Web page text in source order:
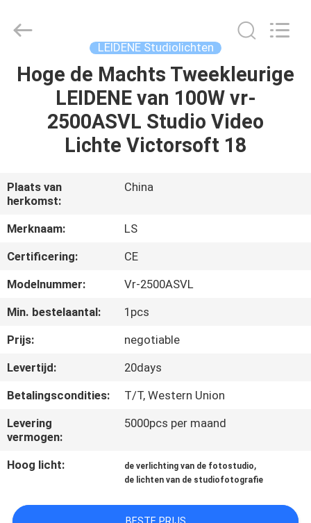
HUIS
PRODUCTEN
ONGEVEER
ONS
FABRIEKSREIS
KWALITEITSCONTROLE
CONTACTEER
ONS
NIEUWS
GEVALLEN
Equipment
Rights
Reserved.
LEIDENE Studiolichten
Hoge de Machts Tweekleurige
LEIDENE van 100W vr-
2500ASVL Studio Video
Lichte Victorsoft 18
Plaats van
herkomst:
China
Merknaam:
LS
Certificering:
CE
Modelnummer:
Vr-2500ASVL
Min. bestelaantal:
1pcs
Prijs:
negotiable
Levertijd:
20days
Betalingscondities:
T/T, Western Union
Levering
vermogen:
5000pcs per maand
Hoog licht: de verlichting van de fotostudio,
de lichten van de studiofotografie